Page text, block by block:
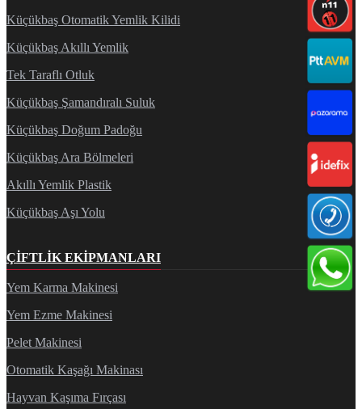
Küçükbaş Otomatik Yemlik Kilidi
Küçükbaş Akıllı Yemlik
Tek Taraflı Otluk
Küçükbaş Şamandıralı Suluk
Küçükbaş Doğum Padoğu
Küçükbaş Ara Bölmeleri
Akıllı Yemlik Plastik
Küçükbaş Aşı Yolu
ÇIFTLIK EKIPMANLARI
Yem Karma Makinesi
Yem Ezme Makinesi
Pelet Makinesi
Otomatik Kaşağı Makinası
Hayvan Kaşıma Fırçası